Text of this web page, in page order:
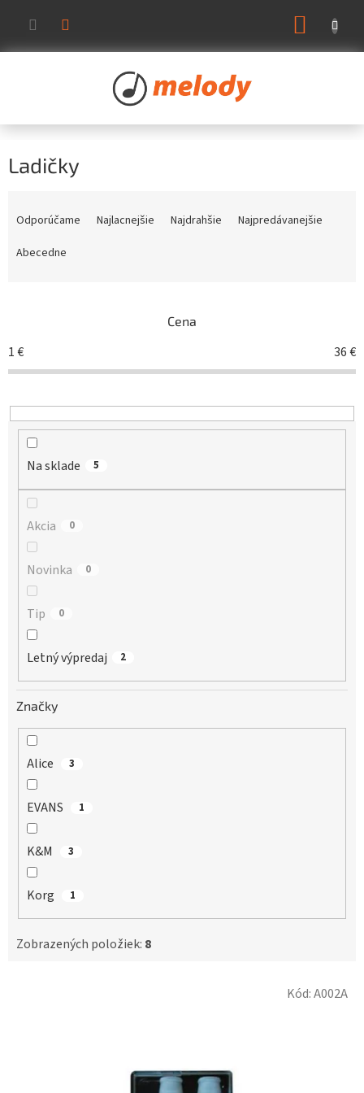
obsah
Ladičky
o
d
Odporúčame Najlacnejšie Najdrahšie
Najpredávanejšie
Abecedne
Cena
1€ 36€
Na sklade 5
Akcia 0
Novinka 0
Tip 0
Letný výpredaj 2
Značky
Alice 3
EVANS 1
K&M 3
Korg 1
Zobrazených položiek: 8
Kód:A002A